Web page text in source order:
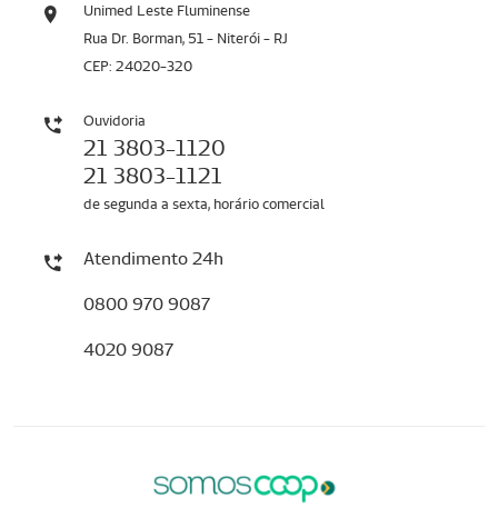
Unimed Leste Fluminense
Rua Dr. Borman, 51 - Niterói - RJ
CEP: 24020-320
Ouvidoria
21 3803-1120
21 3803-1121
de segunda a sexta, horário comercial
Atendimento 24h
0800 970 9087
4020 9087